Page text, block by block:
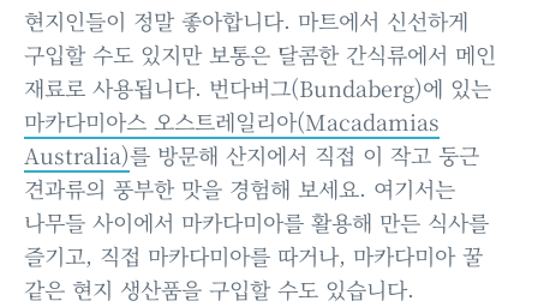
현지인들이 정말 좋아합니다. 마트에서 신선하게
구입할 수도 있지만 보통은 달콤한 간식류에서 메인
재료로 사용됩니다. 번다버그(Bundaberg)에 있는
마카다미아스 오스트레일리아(Macadamias
Australia)를 방문해 산지에서 직접 이 작고 둥근
견과류의 풍부한 맛을 경험해 보세요. 여기서는
나무들 사이에서 마카다미아를 활용해 만든 식사를
즐기고, 직접 마카다미아를 따거나, 마카다미아 꿀
같은 현지 생산품을 구입할 수도 있습니다.